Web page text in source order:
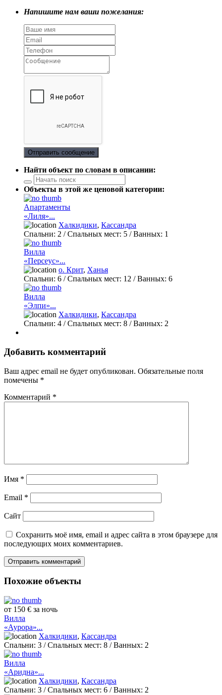
Напишите нам ваши пожелания:
Отправить сообщение
Найти объект по словам в описании:
Объекты в этой же ценовой категории:
Апартаменты
«Лиля»...
Халкидики, Кассандра
Спальни: 2 / Спальных мест: 5 /Ванных: 1
Вилла
«Персеус»...
о. Крит, Ханья
Спальни: 6 / Спальных мест: 12 /Ванных: 6
Вилла
«Элпи»...
Халкидики, Кассандра
Спальни: 4 / Спальных мест: 8 /Ванных: 2
Добавить комментарий
Ваш адрес email не будет опубликован. Обязательные поля
помечены *
Комментарий *
Имя *
Email *
Сайт
Сохранить моё имя, email и адрес сайта в этом браузере для
последующих моих комментариев.
Похожие объекты
от 150 € за ночь
Вилла
«Аурора»...
Халкидики, Кассандра
Спальни: 3 / Спальных мест: 8 /Ванных: 2
Вилла
«Аридна»...
Халкидики, Кассандра
Спальни: 3 / Спальных мест: 6 /Ванных: 2